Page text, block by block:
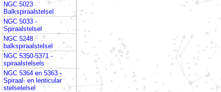
NGC 5023
Balkspiraalstelsel
NGC 5033 -
Spiraalstelsel
NGC 5248
balkspiraalstelsel
NGC 5350-5371 -
spiraalstelsels
NGC 5364 en 5363 -
Spiraal- en lenticular
stelselelsel